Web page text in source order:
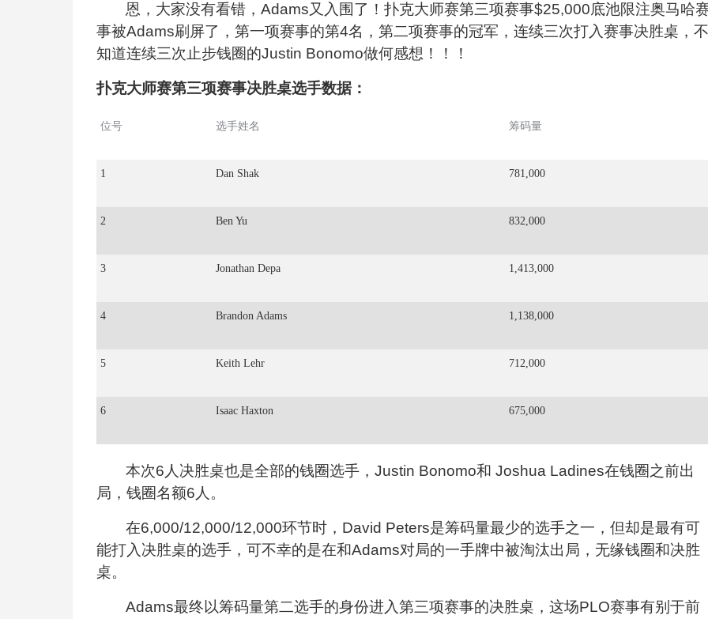
恩，大家没有看错，Adams又入围了！扑克大师赛第三项赛事$25,000底池限注奥马哈
事被Adams刷屏了，第一项赛事的第4名，第二项赛事的冠军，连续三次打入赛事决胜桌，不
知道连续三次止步钱圈的Justin Bonomo做何感想！！！
扑克大师赛第三项赛事决胜桌选手数据：
位号 选手姓名 筹码量
1 Dan Shak 781,000
2 Ben Yu 832,000
3 Jonathan Depa 1,413,000
4 Brandon Adams 1,138,000
5 Keith Lehr 712,000
6 Isaac Haxton 675,000
本次6人决胜桌也是全部的钱圈选手，Justin Bonomo和 Joshua Ladines在钱圈之前出
局，钱圈名额6人。
在6,000/12,000/12,000环节时，David Peters是筹码量最少的选手之一，但却是最有可
能打入决胜桌的选手，可不幸的是在和Adams对局的一手牌中被淘汰出局，无缘钱圈和决胜
桌。
Adams最终以筹码量第二选手的身份进入第三项赛事的决胜桌，这场PLO赛事有别于前